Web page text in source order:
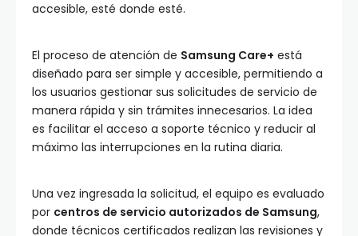
accesible, esté donde esté.
El proceso de atención de Samsung Care+ está
diseñado para ser simple y accesible, permitiendo a
los usuarios gestionar sus solicitudes de servicio de
manera rápida y sin trámites innecesarios. La idea
es facilitar el acceso a soporte técnico y reducir al
máximo las interrupciones en la rutina diaria.
Una vez ingresada la solicitud, el equipo es evaluado
por centros de servicio autorizados de Samsung,
donde técnicos certificados realizan las revisiones y